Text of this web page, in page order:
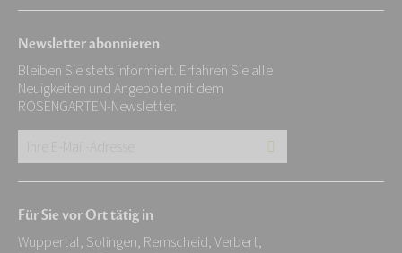
Newsletter abonnieren
Bleiben Sie stets informiert. Erfahren Sie alle
Neuigkeiten und Angebote mit dem
ROSENGARTEN-Newsletter.
E-
Adresse:
Für Sie vor Ort tätig in
Wuppertal, Solingen, Remscheid, Verbert,